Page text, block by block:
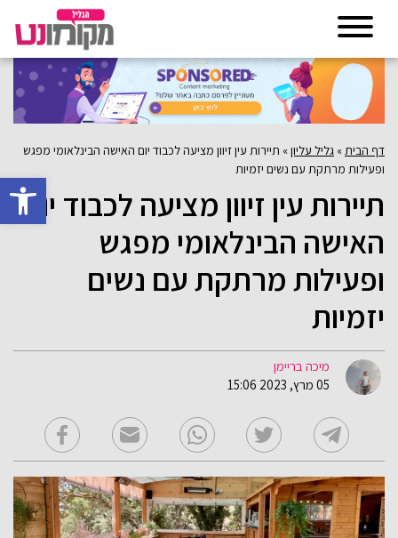
פתח
דף הבית » גליל עליון» תיירות עין זיוון מציעה לכבוד יום האישה הבינלאומי מפגש
ופעילות מרתקת עם נשים יזמיות
תיירות עין זיוון מציעה לכבוד יום
האישה הבינלאומי מפגש
ופעילות מרתקת עם נשים
יזמיות
מיכה בריימן
05 מרץ, 2023 15:06